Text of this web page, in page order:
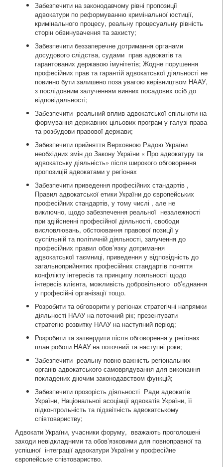
Забезпечити на законодавчому рівні пропозиції
адвокатури по реформуванню кримінальної юстиції,
кримінального процесу, реальну процесуальну рівність
сторін обвинувачення та захисту;
Забезпечити беззаперечне дотримання органами
досудового слідства, судами прав адвокатів та
гарантованих державою імунітетів; Жодне порушення
професійних прав та гарантій адвокатської діяльності не
повинно бути залишено поза увагою керівництвом НААУ,
з послідовним залученням винних посадових осіб до
відповідальності;
Забезпечити реальний вплив адвокатської спільноти на
формування державних цільових програм у галузі права
та розбудови правової держави;
Забезпечити прийняття Верховною Радою України
необхідних змін до Закону України « Про адвокатуру та
адвокатську діяльність» після широкого обговорення
пропозицій адвокатами у регіонах
Забезпечити приведення професійних стандартів ,
Правил адвокатської етики України до європейських
професійних стандартів, у тому числі , але не
виключно, щодо забезпечення реальної незалежності
при здійсненні професійної діяльності, свободи
висловлювань, обстоювання правової позиції у
суспільній та політичній діяльності, залучення до
професійних правил обов’язку дотримання
адвокатської таємниці, приведення у відповідність до
загальноприйнятих професійних стандартів поняття
конфлікту інтересів та принципу лояльності щодо
інтересів клієнта, можливість добровільного об’єднання
у професійні організації тощо.
Розробити та обговорити у регіонах стратегічні напрямки
діяльності НААУ на поточний рік; презентувати
стратегію розвитку НААУ на наступний період;
Розробити та затвердити після обговорення у регіонах
план роботи НААУ на поточний та наступні роки;
Забезпечити реальну повно важність регіональних
органів адвокатського самоврядування для виконання
покладених діючим законодавством функцій;
Забезпечити прозорість діяльності Ради адвокатів
України, Національної асоціації адвокатів України, її
підконтрольність та підзвітність адвокатському
співтовариству;
Адвокати України, учасники форуму, вважають проголошені
заходи невідкладними та обов’язковими для повноправної та
успішної інтеграції адвокатури України у професійне
європейське співтовариство.